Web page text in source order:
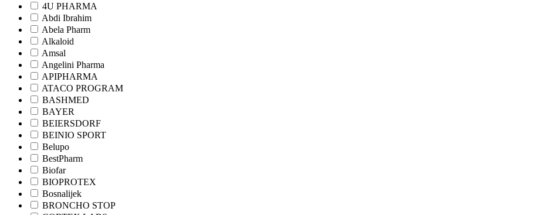
4U PHARMA
Abdi Ibrahim
Abela Pharm
Alkaloid
Amsal
Angelini Pharma
APIPHARMA
ATACO PROGRAM
BASHMED
BAYER
BEIERSDORF
BEINIO SPORT
Belupo
BestPharm
Biofar
BIOPROTEX
Bosnalijek
BRONCHO STOP